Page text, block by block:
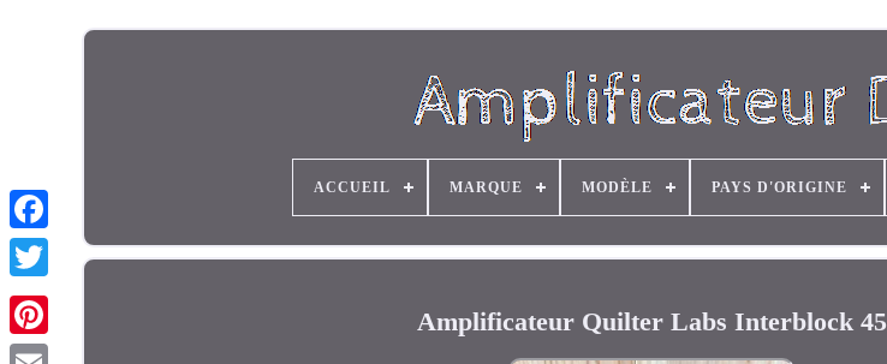
ACCUEIL MARQUE MODÈLE PAYS D'ORIGINE
Amplificateur Quilter Labs Interblock 45